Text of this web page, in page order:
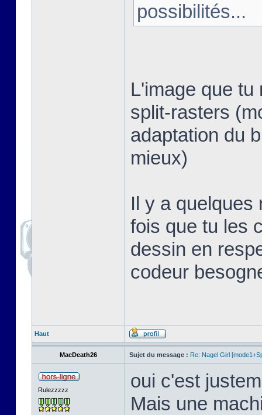
possibilités...
L'image que
split-rasters
adaptation du
mieux)
Il y a quelques
fois que tu les
dessin en
codeur
Haut
MacDeath26 Sujet du message : Re: Nagel Girl
Rulezzzzz
oui c'est
Mais une